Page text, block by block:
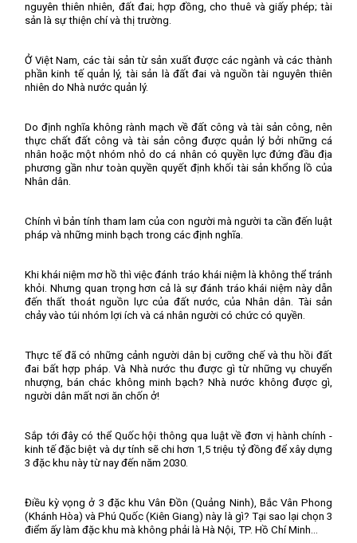
nguyên thiên nhiên, đất đai; hợp đồng, cho thuê và giấy phép; tài
sản là sự thiện chí và thị trường.
Ở Việt Nam, các tài sản từ sản xuất được các ngành và các thành
phần kinh tế quản lý, tài sản là đất đai và nguồn tài nguyên thiên
nhiên do Nhà nước quản lý.
Do định nghĩa không rành mạch về đất công và tài sản công, nên
thực chất đất công và tài sản công được quản lý bởi những cá
nhân hoặc một nhóm nhỏ do cá nhân có quyền lực đứng đầu địa
phương gần như toàn quyền quyết định khối tài sản khổng lồ của
Nhân dân.
Chính vì bản tính tham lam của con người mà người ta cần đến luật
pháp và những minh bạch trong các định nghĩa.
Khi khái niệm mơ hồ thì việc đánh tráo khái niệm là không thể tránh
khỏi. Nhưng quan trọng hơn cả là sự đánh tráo khái niệm này dẫn
đến thất thoát nguồn lực của đất nước, của Nhân dân. Tài sản
chảy vào túi nhóm lợi ích và cá nhân người có chức có quyền.
Thực tế đã có những cảnh người dân bị cưỡng chế và thu hồi đất
đai bất hợp pháp. Và Nhà nước thu được gì từ những vụ chuyển
nhượng, bán chác không minh bạch? Nhà nước không được gì,
người dân mất nơi ăn chốn ở!
Sắp tới đây có thể Quốc hội thông qua luật về đơn vị hành chính -
kinh tế đặc biệt và dự tính sẽ chi hơn 1,5 triệu tỷ đồng để xây dựng
3 đặc khu này từ nay đến năm 2030.
Điều kỳ vọng ở 3 đặc khu Vân Đồn (Quảng Ninh), Bắc Vân Phong
(Khánh Hòa) và Phú Quốc (Kiên Giang) này là gì? Tại sao lại chọn 3
điểm ấy làm đặc khu mà không phải là Hà Nội, TP. Hồ Chí Minh…